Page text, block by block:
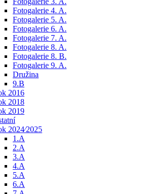
Fotogalerie 4. A.
Fotogalerie 5. A.
Fotogalerie 6. A.
Fotogalerie 7. A.
Fotogalerie 8. A.
Fotogalerie 8. B.
Fotogalerie 9. A.
Družina
9.B
2016
2018
2019
2024⁄2025
1.A
2.A
3.A
4.A
5.A
6.A